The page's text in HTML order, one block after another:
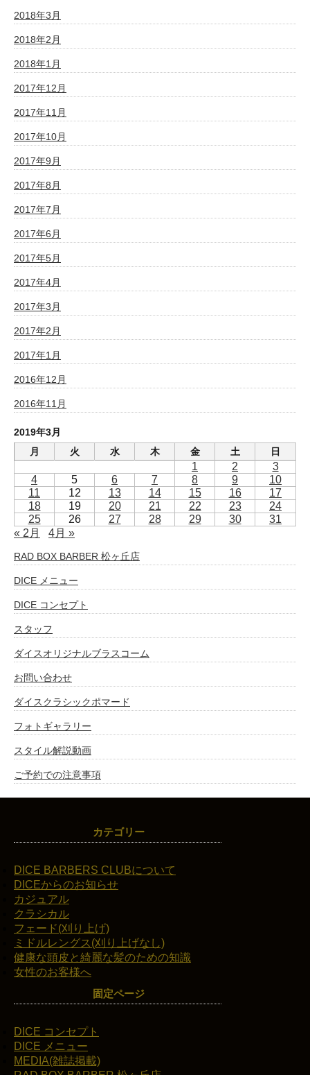
2018年3月
2018年2月
2018年1月
2017年12月
2017年11月
2017年10月
2017年9月
2017年8月
2017年7月
2017年6月
2017年5月
2017年4月
2017年3月
2017年2月
2017年1月
2016年12月
2016年11月
2019年3月
月
火 水 木 金 土 日
1 2
3
4
5 6 7 8 9
10
11
12 13 14 15 16
17
18
19 20 21 22 23
24
25
26 27 28 29 30
31
« 2月
4月 »
RAD BOX BARBER 松ヶ丘店
DICE メニュー
DICE コンセプト
スタッフ
ダイスオリジナルブラスコーム
お問い合わせ
ダイスクラシックポマード
フォトギャラリー
スタイル解説動画
ご予約での注意事項
カテゴリー
DICE BARBERS CLUBについて
DICEからのお知らせ
カジュアル
クラシカル
フェード(刈り上げ)
ミドルレングス(刈り上げなし)
健康な頭皮と綺麗な髪のための知識
女性のお客様へ
固定ページ
DICE コンセプト
DICE メニュー
MEDIA(雑誌掲載)